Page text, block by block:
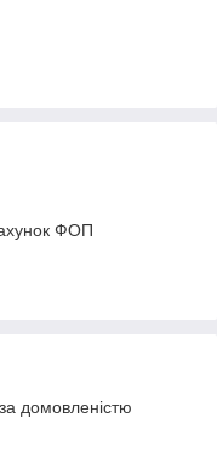
ФОП
домовленістю